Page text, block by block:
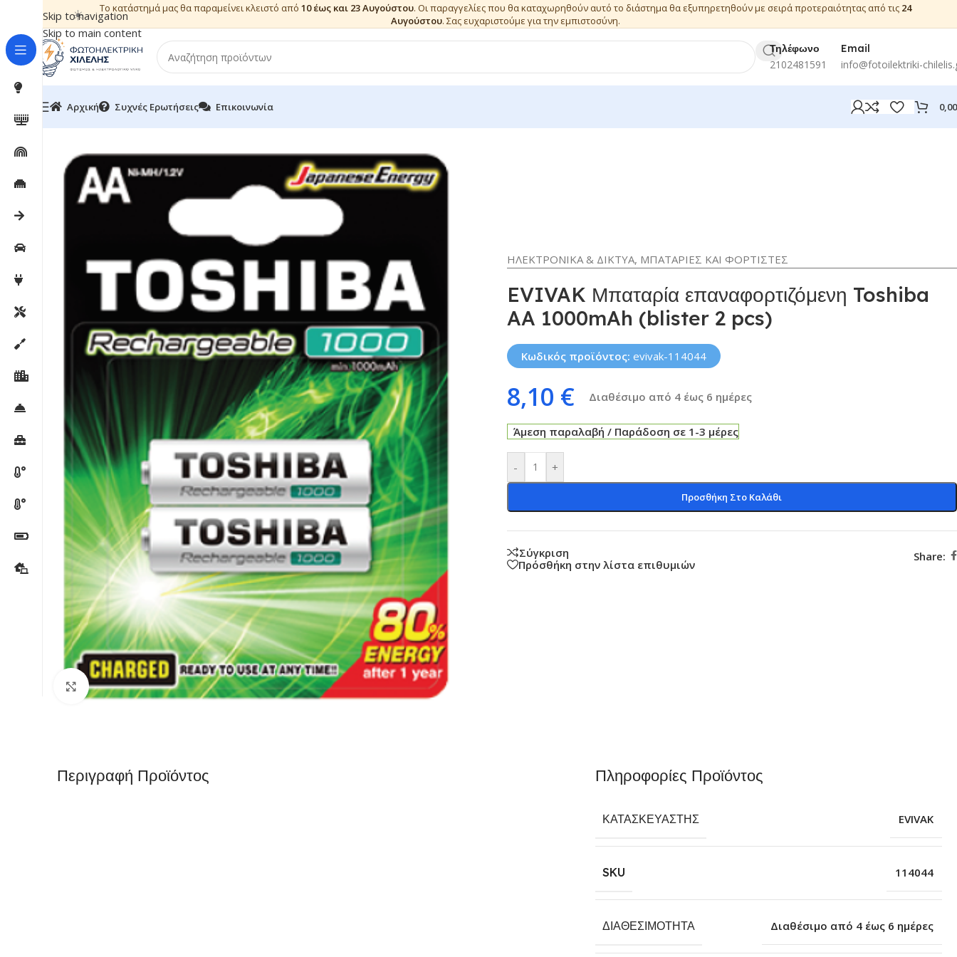
Skip to navigation
Skip to main content
☀️ Το κατάστημά μας θα παραμείνει κλειστό από 10 έως και 23 Αυγούστου. Οι παραγγελίες που θα καταχωρηθούν αυτό το διάστημα θα εξυπηρετηθούν με σειρά προτεραιότητας από τις 24
Αυγούστου. Σας ευχαριστούμε για την εμπιστοσύνη.
Τηλέφωνο
2102481591
Email
info@fotoilektriki-
Αρχική Συχνές Ερωτήσεις Επικοινωνία
Κλικ για μεγέθυνση
ΗΛΕΚΤΡΟΝΙΚΑ & ΔΙΚΤΥΑ, ΜΠΑΤΑΡΙΕΣ ΚΑΙ ΦΟΡΤΙΣΤΕΣ
EVIVAK Μπαταρία επαναφορτιζόμενη Toshiba
AA 1000mAh (blister 2 pcs)
Κωδικός προϊόντος: evivak-114044
8,10 € Διαθέσιμο από 4 έως 6 ημέρες
Άμεση παραλαβή / Παράδοση σε 1-3 μέρες
- +
Προσθήκη Στο Καλάθι
Σύγκριση
Πρόσθήκη στην λίστα επιθυμιών
Share:
Περιγραφή Προϊόντος Πληροφορίες Προϊόντος
ΚΑΤΑΣΚΕΥΑΣΤΉΣ EVIVAK
SKU 114044
ΔΙΑΘΕΣΙΜΌΤΗΤΑ Διαθέσιμο από 4 έως 6 ημέρες